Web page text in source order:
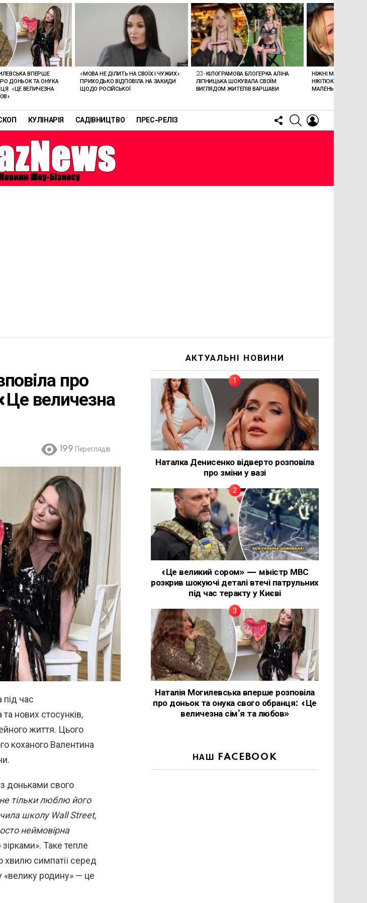
КУЛІНАРІЯ САДІВНИЦТВО ПРЕС-РЕЛІЗ
FOLLOW
US
SEARCH
ВПЕРШЕ
ДОНЬОК ТА ОНУКА
«ЦЕ ВЕЛИЧЕЗНА
«МОВА НЕ ДІЛИТЬ НА СВОЇХ І ЧУЖИХ»:
ПРИХОДЬКО ВІДПОВІЛА НА ЗАКИДИ
ЩОДО РОСІЙСЬКОЇ
23-КІЛОГРАМОВА БЛОГЕРКА АЛІНА
ЛІПНИЦЬКА ШОКУВАЛА СВОЇМ
ВИГЛЯДОМ ЖИТЕЛІВ ВАРШАВИ
НІЖНІ МИТІ
НІКІТЮК
МАЛЕНЬКИМ СИНОМ
про
величезна
199 Переглядів
під час
нових стосунків,
життя. Цього
коханого Валентина
доньками свого
тільки люблю його
школу Wall Street,
неймовірна
Таке тепле
хвилю симпатії серед
«велику родину» — це
АКТУАЛЬНІ НОВИНИ
Наталка Денисенко відверто розповіла
про зміни у вазі
«Це великий сором» — міністр МВС
розкрив шокуючі деталі втечі патрульних
під час теракту у Києві
Наталія Могилевська вперше розповіла
про доньок та онука свого обранця: «Це
величезна сім’я та любов»
НАШ FACEBOOK